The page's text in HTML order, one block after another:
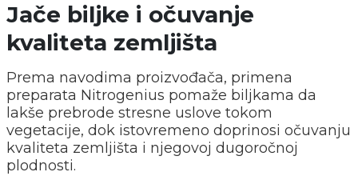
Jače biljke i očuvanje
kvaliteta zemljišta
Prema navodima proizvođača, primena
preparata Nitrogenius pomaže biljkama da
lakše prebrode stresne uslove tokom
vegetacije, dok istovremeno doprinosi očuvanju
kvaliteta zemljišta i njegovoj dugoročnoj
plodnosti.